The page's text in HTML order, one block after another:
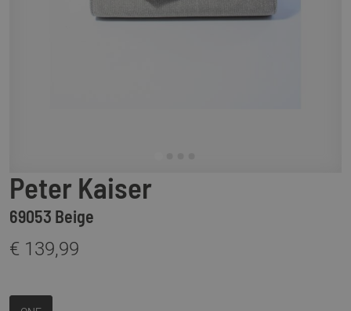
Peter Kaiser
69053 Beige
€ 139,99